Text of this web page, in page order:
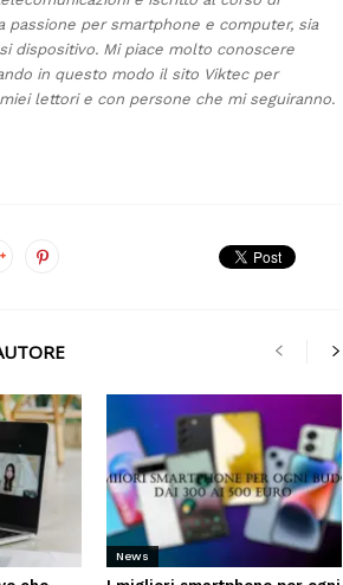
passione per smartphone e computer, sia
dispositivo. Mi piace molto conoscere
in questo modo il sito Viktec per
lettori e con persone che mi seguiranno.
News